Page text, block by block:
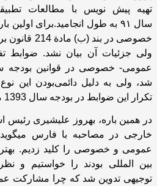
تهیه پیش نویس با مطالعات
سال ۹۱ به طول انجامید.برای اولین
خصوصی در
ولی جزئیات آن بیان نشد. ضوابط
شد، ولی به دلیل دائمی‌بودن این
تکرار این ضوابط در بودجه سال 1393 مخالفت کرد.
در همین باره، بهروز علیشیری
خارجی در مصاحبه با فارس
عمومی و خصوصی را کلید زدیم.
بین المللی بودند را خواستیم و
توجیهی تدوین شد که چرا